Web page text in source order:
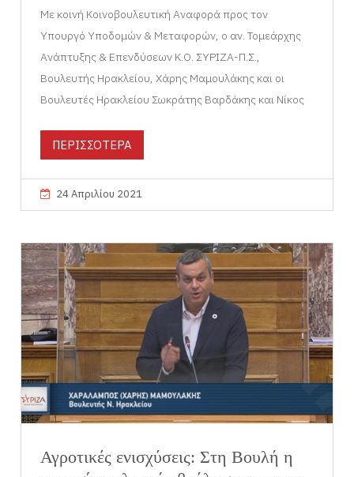
Με κοινή Κοινοβουλευτική Αναφορά προς τον
Υπουργό Υποδομών & Μεταφορών, ο αν. Τομεάρχης
Ανάπτυξης & Επενδύσεων Κ.Ο. ΣΥΡΙΖΑ-Π.Σ.,
Βουλευτής Ηρακλείου, Χάρης Μαμουλάκης και οι
Βουλευτές Ηρακλείου Σωκράτης Βαρδάκης και Νίκος
ΠΕΡΙΣΣΟΤΕΡΑ
24 Απριλίου 2021
Αγροτικές ενισχύσεις: Στη Βουλή η